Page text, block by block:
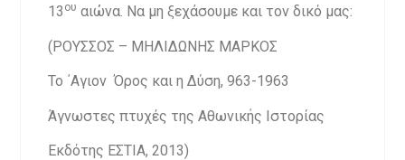
13 ου αιώνα. Να μη ξεχάσουμε και τον δικό μας:
(ΡΟΥΣΣΟΣ – ΜΗΛΙΔΩΝΗΣ ΜΑΡΚΟΣ
Το ΄Αγιον Όρος και η Δύση, 963-1963
Άγνωστες πτυχές της Αθωνικής Ιστορίας
Εκδότης ΕΣΤΙΑ, 2013)